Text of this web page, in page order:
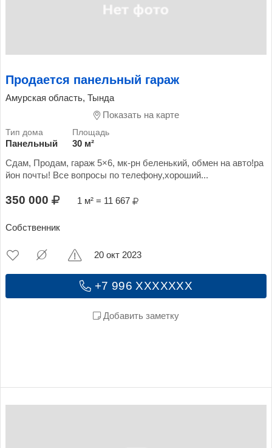
Продается панельный гараж
Амурская область, Тында
Показать на карте
Панельный
30 м²
Сдам, Продам, гараж 5×6, мк-рн беленький, обмен на авто!ра
йон почты! Все вопросы по телефону,хороший...
350 000 1 м² = 11 667
Собственник
+7 996 XXXXXXX
Добавить заметку
20 окт 2023